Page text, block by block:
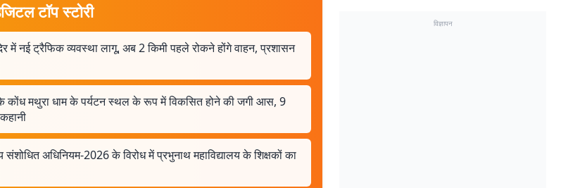
टॉप स्टोरी
में नई ट्रैफिक व्यवस्था लागू, अब 2 किमी पहले रोकने होंगे वाहन, प्रशासन
मथुरा धाम के पर्यटन स्थल के रूप में विकसित होने की जगी आस, 9
संशोधित अधिनियम-2026 के विरोध में प्रभुनाथ महाविद्यालय के शिक्षकों का
विज्ञापन